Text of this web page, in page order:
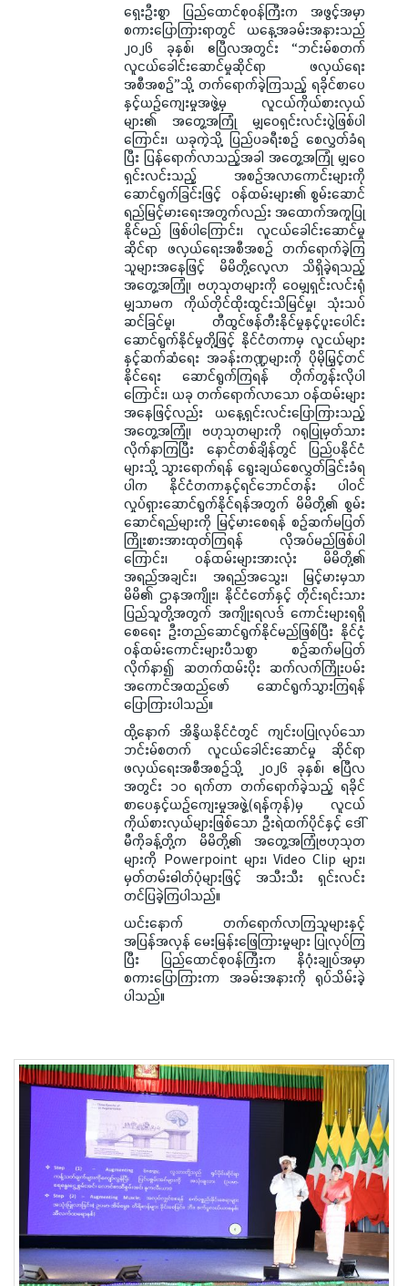
ရှေးဦးစွာ ပြည်ထောင်စုဝန်ကြီးက အဖွင့်အမှာ
စကားပြောကြားရာတွင် ယနေ့အခမ်းအနားသည်
၂၀၂၆ ခုနှစ်၊ ဧပြီလအတွင်း “ဘင်းမ်စတက်
လူငယ်ခေါင်းဆောင်မှုဆိုင်ရာ ဖလှယ်ရေး
အစီအစဉ်”သို့ တက်ရောက်ခဲ့ကြသည့် ရခိုင်စာပေ
နှင့်ယဉ်ကျေးမှုအဖွဲ့မှ လူငယ်ကိုယ်စားလှယ်
များ၏ အတွေ့အကြုံ မျှဝေရှင်းလင်းပွဲဖြစ်ပါ
ကြောင်း၊ ယခုကဲ့သို့ ပြည်ပခရီးစဉ် စေလွှတ်ခံရ
ပြီး ပြန်ရောက်လာသည့်အခါ အတွေ့အကြုံ မျှဝေ
ရှင်းလင်းသည့် အစဉ်အလာကောင်းများကို
ဆောင်ရွက်ခြင်းဖြင့် ဝန်ထမ်းများ၏ စွမ်းဆောင်
ရည်မြင့်မားရေးအတွက်လည်း အထောက်အကူပြု
နိုင်မည် ဖြစ်ပါကြောင်း၊ လူငယ်ခေါင်းဆောင်မှု
ဆိုင်ရာ ဖလှယ်ရေးအစီအစဉ် တက်ရောက်ခဲ့ကြ
သူများအနေဖြင့် မိမိတို့လေ့လာ သိရှိခဲ့ရသည့်
အတွေ့အကြုံ၊ ဗဟုသုတများကို ဝေမျှရှင်းလင်းရုံ
မျှသာမက ကိုယ်တိုင်ထိုးထွင်းသိမြင်မှု၊ သုံးသပ်
ဆင်ခြင်မှု၊ တီထွင်ဖန်တီးနိုင်မှုနှင့်ပူးပေါင်း
ဆောင်ရွက်နိုင်မှုတို့ဖြင့် နိုင်ငံတကာမှ လူငယ်များ
နှင့်ဆက်ဆံရေး အခန်းကဏ္ဍများကို ပိုမိုမြှင့်တင်
နိုင်ရေး ဆောင်ရွက်ကြရန် တိုက်တွန်းလိုပါ
ကြောင်း၊ ယခု တက်ရောက်လာသော ဝန်ထမ်းများ
အနေဖြင့်လည်း ယနေ့ရှင်းလင်းပြောကြားသည့်
အတွေ့အကြုံ၊ ဗဟုသုတများကို ဂရုပြုမှတ်သား
လိုက်နာကြပြီး နောင်တစ်ချိန်တွင် ပြည်ပနိုင်ငံ
များသို့ သွားရောက်ရန် ရွေးချယ်စေလွှတ်ခြင်းခံရ
ပါက နိုင်ငံတကာနှင့်ရင်ဘောင်တန်း ပါဝင်
လှုပ်ရှားဆောင်ရွက်နိုင်ရန်အတွက် မိမိတို့၏ စွမ်း
ဆောင်ရည်များကို မြင့်မားစေရန် စဉ်ဆက်မပြတ်
ကြိုးစားအားထုတ်ကြရန် လိုအပ်မည်ဖြစ်ပါ
ကြောင်း၊ ဝန်ထမ်းများအားလုံး မိမိတို့၏
အရည်အချင်း၊ အရည်အသွေး၊ မြင့်မားမှသာ
မိမိ၏ ဌာနအကျိုး၊ နိုင်ငံတော်နှင့် တိုင်းရင်းသား
ပြည်သူတို့အတွက် အကျိုးရလဒ် ကောင်းများရရှိ
စေရေး ဦးတည်ဆောင်ရွက်နိုင်မည်ဖြစ်ပြီး နိုင်ငံ့
ဝန်ထမ်းကောင်းများပီသစွာ စဉ်ဆက်မပြတ်
လိုက်နာ၍ ဆတက်ထမ်းပိုး ဆက်လက်ကြိုးပမ်း
အကောင်အထည်ဖော် ဆောင်ရွက်သွားကြရန်
ပြောကြားပါသည်။
ထို့နောက် အိန္ဒိယနိုင်ငံတွင် ကျင်းပပြုလုပ်သော
ဘင်းမ်စတက် လူငယ်ခေါင်းဆောင်မှု ဆိုင်ရာ
ဖလှယ်ရေးအစီအစဉ်သို့ ၂၀၂၆ ခုနှစ်၊ ဧပြီလ
အတွင်း ၁၀ ရက်တာ တက်ရောက်ခဲ့သည့် ရခိုင်
စာပေနှင့်ယဉ်ကျေးမှုအဖွဲ့(ရန်ကုန်)မှ လူငယ်
ကိုယ်စားလှယ်များဖြစ်သော ဦးရဲထက်ပိုင်နှင့် ဒေါ်
မီကိုခန့်တို့က မိမိတို့၏ အတွေ့အကြုံဗဟုသုတ
များကို Powerpoint များ၊ Video Clip များ၊
မှတ်တမ်းဓါတ်ပုံများဖြင့် အသီးသီး ရှင်းလင်း
တင်ပြခဲ့ကြပါသည်။
ယင်းနောက် တက်ရောက်လာကြသူများနှင့်
အပြန်အလှန် မေးမြန်းဖြေကြားမှုများ ပြုလုပ်ကြ
ပြီး ပြည်ထောင်စုဝန်ကြီးက နိဂုံးချုပ်အမှာ
စကားပြောကြားကာ အခမ်းအနားကို ရုပ်သိမ်းခဲ့
ပါသည်။